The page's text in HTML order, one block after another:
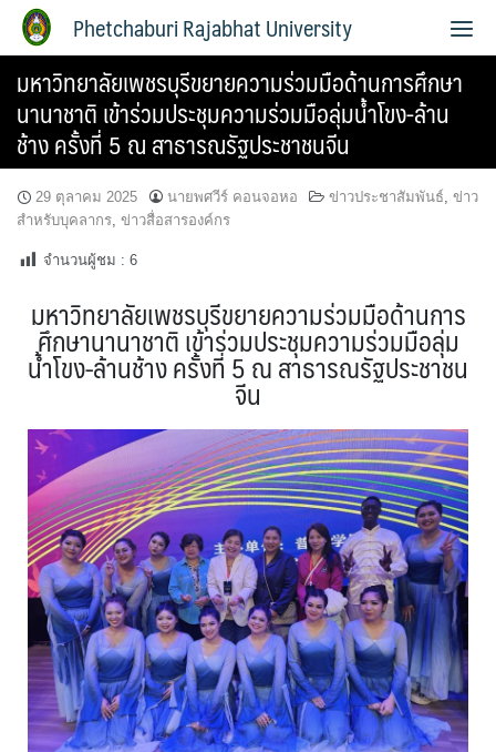
Phetchaburi Rajabhat University
มหาวิทยาลัยเพชรบุรีขยายความร่วมมือด้านการศึกษา
นานาชาติ เข้าร่วมประชุมความร่วมมือลุ่มน้ำโขง-ล้าน
ช้าง ครั้งที่ 5 ณ สาธารณรัฐประชาชนจีน
29 ตุลาคม 2025 นายพศวีร์ คอนจอหอ ข่าวประชาสัมพันธ์, ข่าว
สำหรับบุคลากร, ข่าวสื่อสารองค์กร
จำนวนผู้ชม : 6
มหาวิทยาลัยเพชรบุรีขยายความร่วมมือด้านการ
ศึกษานานาชาติ เข้าร่วมประชุมความร่วมมือลุ่ม
น้ำโขง-ล้านช้าง ครั้งที่ 5 ณ สาธารณรัฐประชาชน
จีน